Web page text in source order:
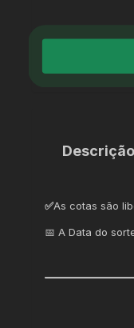
Descrição
✅As cotas são
📅 A Data do